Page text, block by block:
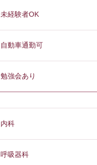
未経験者OK
自動車通勤可
勉強会あり
内科
呼吸器科